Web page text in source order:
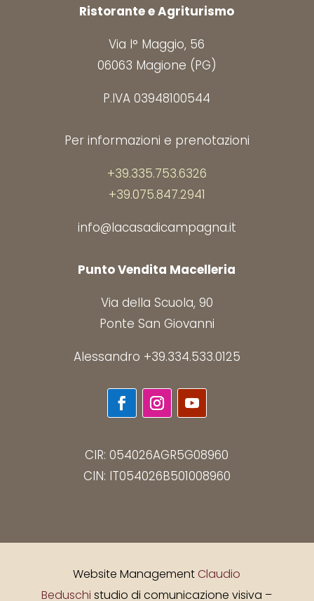
Ristorante e Agriturismo
Via I° Maggio, 56
06063 Magione (PG)
P.IVA 03948100544
Per informazioni e prenotazioni
+39.335.753.6326
+39.075.847.2941
info@lacasadicampagna.it
Punto Vendita Macelleria
Via della Scuola, 90
Ponte San Giovanni
Alessandro +39.334.533.0125
CIR: 054026AGR5G08960
CIN: IT054026B501008960
Website ManagementClaudio
Beduschi studio di comunicazione visiva –